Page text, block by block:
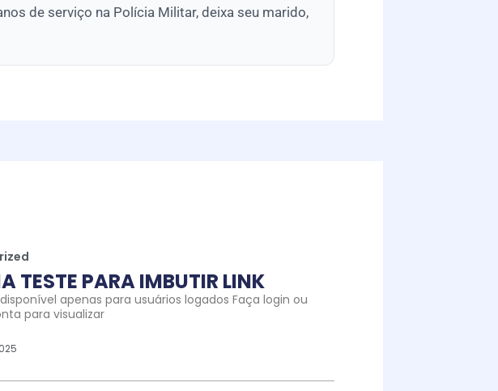
de serviço na Polícia Militar, deixa seu marido,
TESTE PARA IMBUTIR LINK
apenas para usuários logados Faça login ou
para visualizar